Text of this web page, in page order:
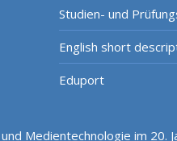
Studien- und
English short
Eduport
Medientechnologie im 20.